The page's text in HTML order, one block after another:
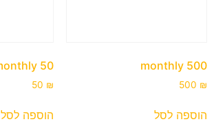
500 monthly
500 ₪
הוספה לסל
50 monthly
50 ₪
הוספה לסל